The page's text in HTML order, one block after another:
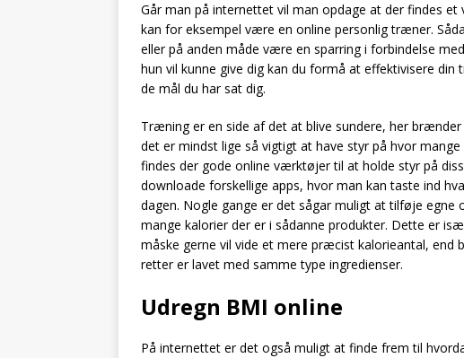
Går man på internettet vil man opdage at der findes
kan for eksempel være en online personlig træner.
eller på anden måde være en sparring i forbindelse
hun vil kunne give dig kan du formå at effektivisere
de mål du har sat dig.
Træning er en side af det at blive sundere, her
det er mindst lige så vigtigt at have styr på hvor
findes der gode online værktøjer til at holde styr på
downloade forskellige apps, hvor man kan taste ind
dagen. Nogle gange er det sågar muligt at tilføje
mange kalorier der er i sådanne produkter. Dette er
måske gerne vil vide et mere præcist kalorieantal, end
retter er lavet med samme type ingredienser.
Udregn BMI online
På internettet er det også muligt at finde frem til